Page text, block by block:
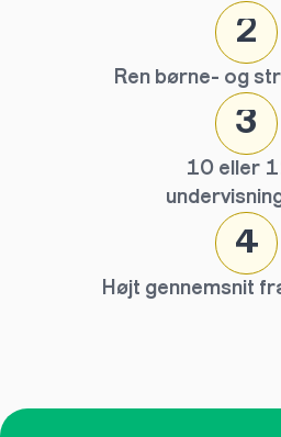
2
Ren børne- og
3
10 eller
4
Højt gennemsnit